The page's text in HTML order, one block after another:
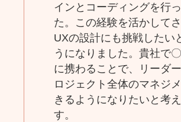
インとコーディングを行
た。この経験を活かして
UXの設計にも挑戦したい
うになりました。貴社で
に携わることで、リーダ
ロジェクト全体のマネジ
きるようになりたいと考
す。